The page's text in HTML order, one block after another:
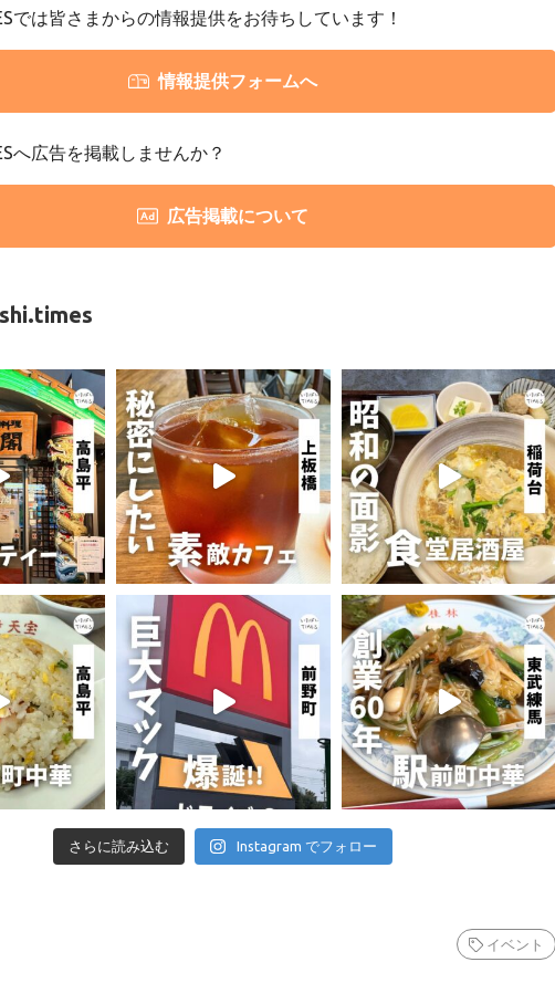
では皆さまからの情報提供をお待ちしています！
情報提供フォームへ
へ広告を掲載しませんか？
広告掲載について
さらに読み込む Instagram でフォロー
イベント